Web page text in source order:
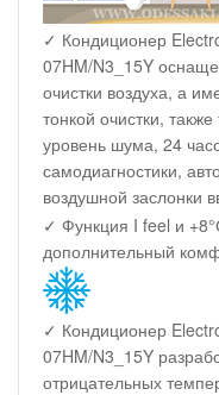
✓ Кондиционер
07HM/N3_15Y
очистки воздуха, а
тонкой очистки,
уровень шума, 24
самодиагностики,
воздушной заслонки
✓ Функция I feel и
дополнительный
✓ Кондиционер
07HM/N3_15Y
отрицательных